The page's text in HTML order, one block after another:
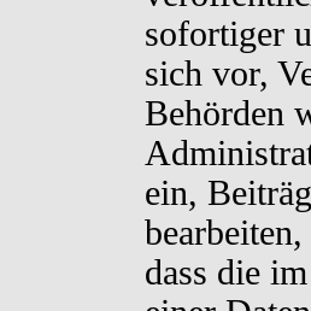
sofortiger
sich vor,
Behörden
ein,
dass die